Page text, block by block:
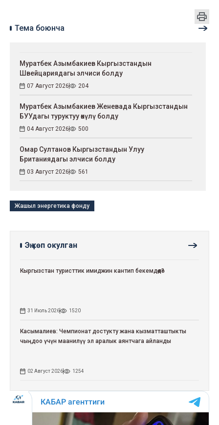
Тема боюнча
Муратбек Азымбакиев Кыргызстандын
Швейцариядагы элчиси болду
07 Август 2026 204
Муратбек Азымбакиев Женевада Кыргызстандын
БУУдагы туруктуу өкүлү болду
04 Август 2026 500
Омар Султанов Кыргызстандын Улуу
Британиядагы элчиси болду
03 Август 2026 561
Жашыл энергетика фонду
Эң көп окулган
Кыргызстан туристтик имиджин кантип бекемдөөдө?
31 Июль 2026 1520
Касымалиев: Чемпионат достукту жана кызматташтыкты
чыңдоо үчүн маанилүү эл аралык аянтчага айланды
02 Август 2026 1254